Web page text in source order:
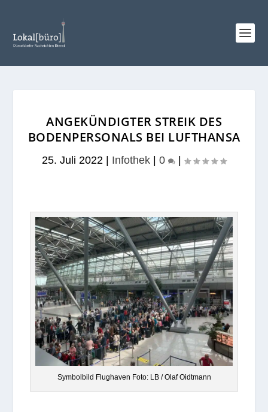
ANGEKÜNDIGTER STREIK DES
BODENPERSONALS BEI LUFTHANSA
25. Juli 2022 Infothek 0
Sym­bol­bild Flug­ha­ven Foto: LB / Olaf Oidtmann